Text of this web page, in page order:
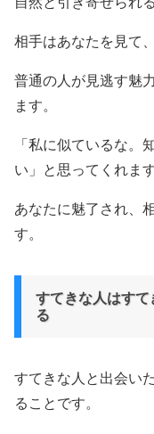
相手はあなたを見て
普通の人が見逃す魅
ます。
「私に似ているな。
い」と思ってくれます
あなたに魅了され、
す。
すてきな人はす
る
すてきな人と出会い
ることです。